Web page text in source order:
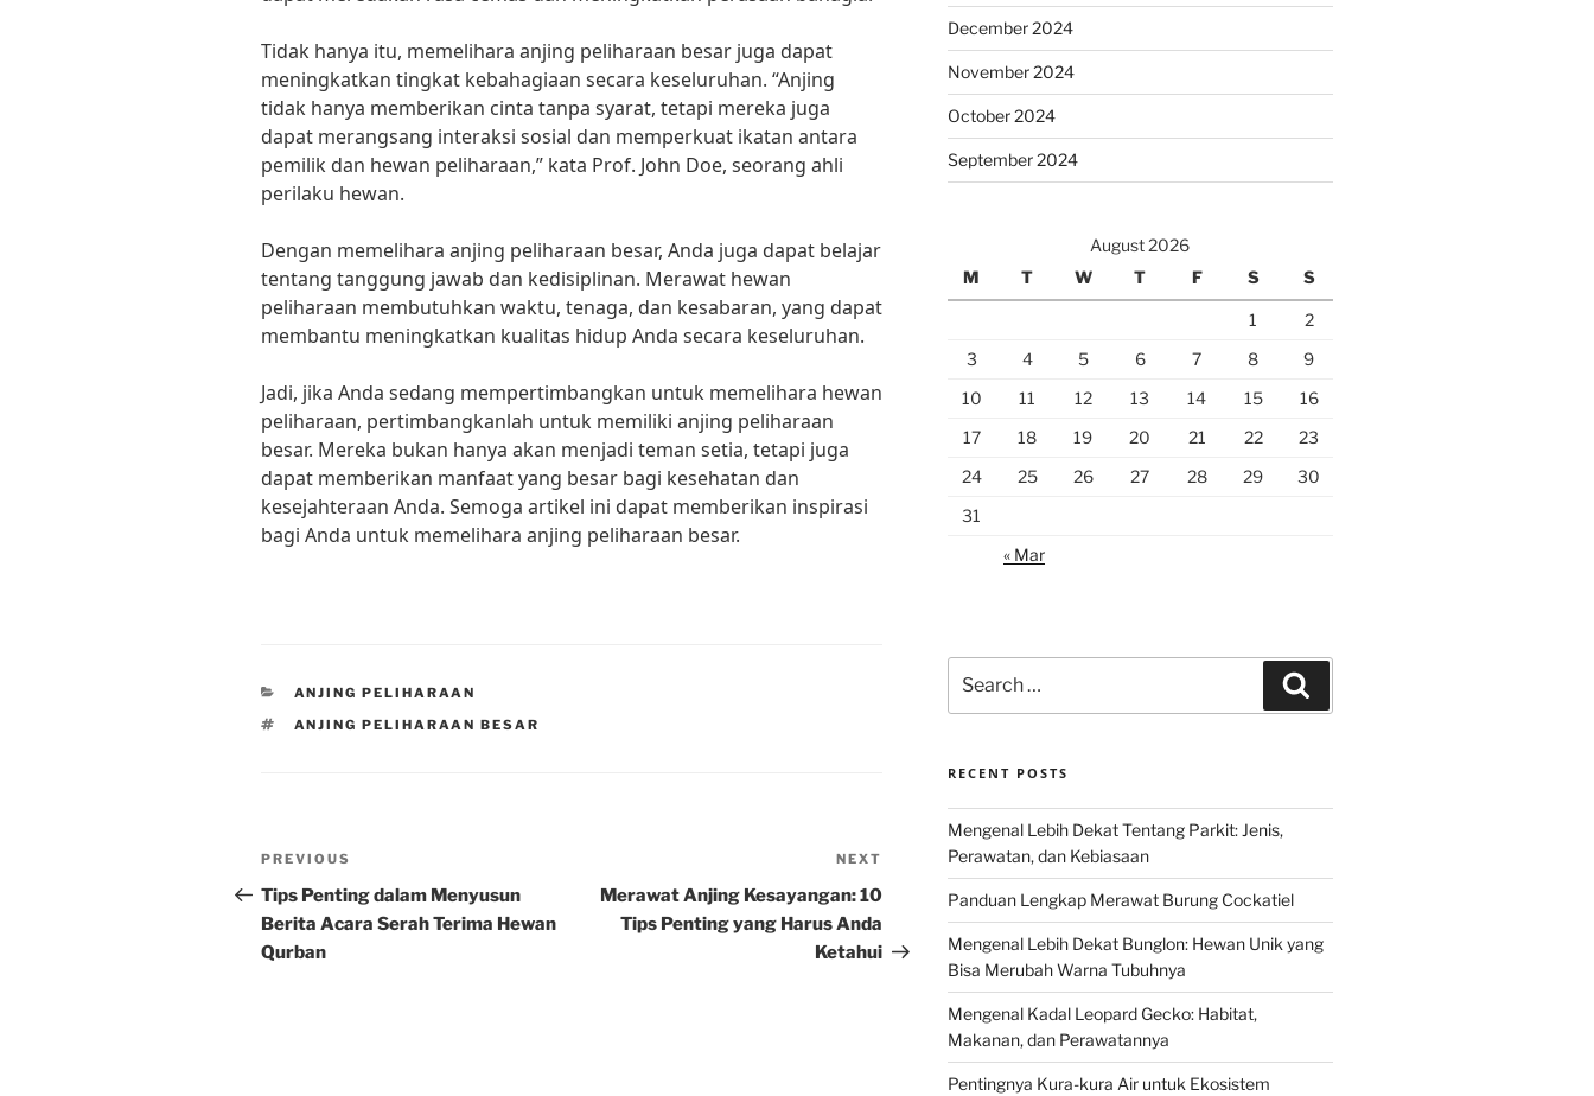
Tidak hanya itu, memelihara anjing peliharaan besar juga dapat
meningkatkan tingkat kebahagiaan secara keseluruhan. “Anjing
tidak hanya memberikan cinta tanpa syarat, tetapi mereka juga
dapat merangsang interaksi sosial dan memperkuat ikatan antara
pemilik dan hewan peliharaan,” kata Prof. John Doe, seorang ahli
perilaku hewan.
Dengan memelihara anjing peliharaan besar, Anda juga dapat belajar
tentang tanggung jawab dan kedisiplinan. Merawat hewan
peliharaan membutuhkan waktu, tenaga, dan kesabaran, yang dapat
membantu meningkatkan kualitas hidup Anda secara keseluruhan.
Jadi, jika Anda sedang mempertimbangkan untuk memelihara hewan
peliharaan, pertimbangkanlah untuk memiliki anjing peliharaan
besar. Mereka bukan hanya akan menjadi teman setia, tetapi juga
dapat memberikan manfaat yang besar bagi kesehatan dan
kesejahteraan Anda. Semoga artikel ini dapat memberikan inspirasi
bagi Anda untuk memelihara anjing peliharaan besar.
CATEGORIES
ANJING PELIHARAAN
TAGS
ANJING PELIHARAAN BESAR
Post
navigation
Previous
Post
PREVIOUS
Tips Penting dalam Menyusun
Berita Acara Serah Terima Hewan
Qurban
Post
NEXT
Merawat Anjing Kesayangan: 10
Tips Penting yang Harus Anda
Ketahui
December 2024
November 2024
October 2024
September 2024
August 2026
M
T W T F S S
1
2
3
4 5 6 7 8
9
10
11 12 13 14 15
16
17
18 19 20 21 22
23
24
25 26 27 28 29
30
31
« Mar
for:
RECENT POSTS
Mengenal Lebih Dekat Tentang Parkit: Jenis,
Perawatan, dan Kebiasaan
Panduan Lengkap Merawat Burung Cockatiel
Mengenal Lebih Dekat Bunglon: Hewan Unik yang
Bisa Merubah Warna Tubuhnya
Mengenal Kadal Leopard Gecko: Habitat,
Makanan, dan Perawatannya
Pentingnya Kura-kura Air untuk Ekosistem